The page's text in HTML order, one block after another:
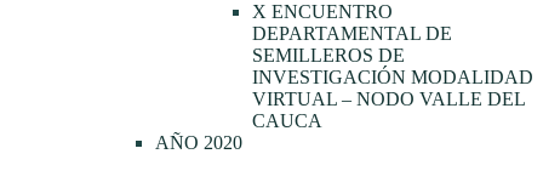
X ENCUENTRO
DEPARTAMENTAL DE
SEMILLEROS DE
INVESTIGACIÓN MODALIDAD
VIRTUAL – NODO VALLE DEL
CAUCA
AÑO 2020